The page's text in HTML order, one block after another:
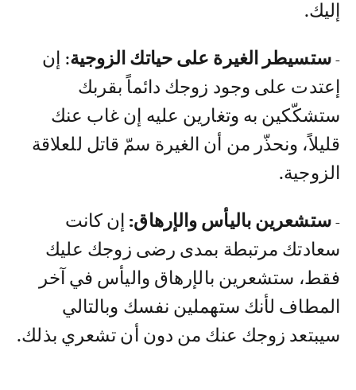
إليك.
- ستسيطر الغيرة على حياتك الزوجية: إن
إعتدت على وجود زوجك دائماً بقربك
ستشكّكين به وتغارين عليه إن غاب عنك
قليلاً، ونحذّر من أن الغيرة سمّ قاتل للعلاقة
الزوجية.
- ستشعرين باليأس والإرهاق: إن كانت
سعادتك مرتبطة بمدى رضى زوجك عليك
فقط، ستشعرين بالإرهاق واليأس في آخر
المطاف لأنك ستهملين نفسك وبالتالي
سيبتعد زوجك عنك من دون أن تشعري بذلك.